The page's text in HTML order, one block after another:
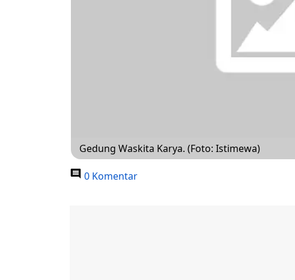
Gedung Waskita Karya. (Foto: Istimewa)
0 Komentar